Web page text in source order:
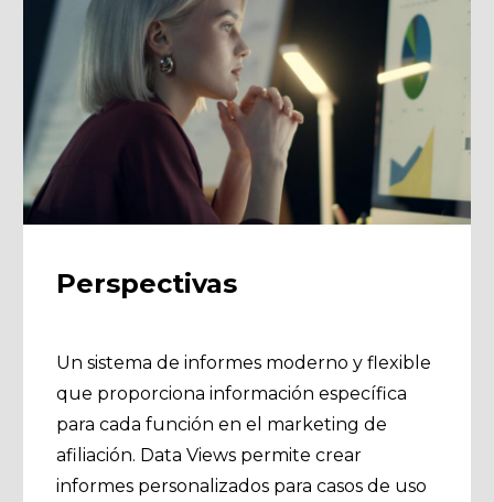
Perspectivas
Un sistema de informes moderno y flexible
que proporciona información específica
para cada función en el marketing de
afiliación. Data Views permite crear
informes personalizados para casos de uso